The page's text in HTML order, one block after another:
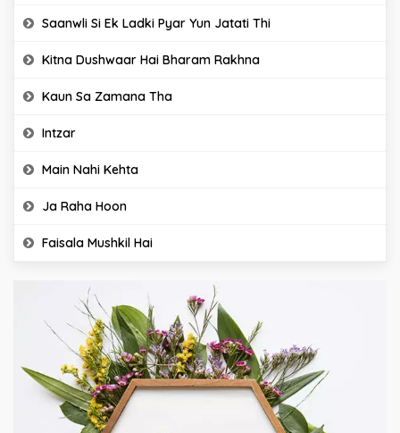
Saanwli Si Ek Ladki Pyar Yun Jatati Thi
Kitna Dushwaar Hai Bharam Rakhna
Kaun Sa Zamana Tha
Intzar
Main Nahi Kehta
Ja Raha Hoon
Faisala Mushkil Hai